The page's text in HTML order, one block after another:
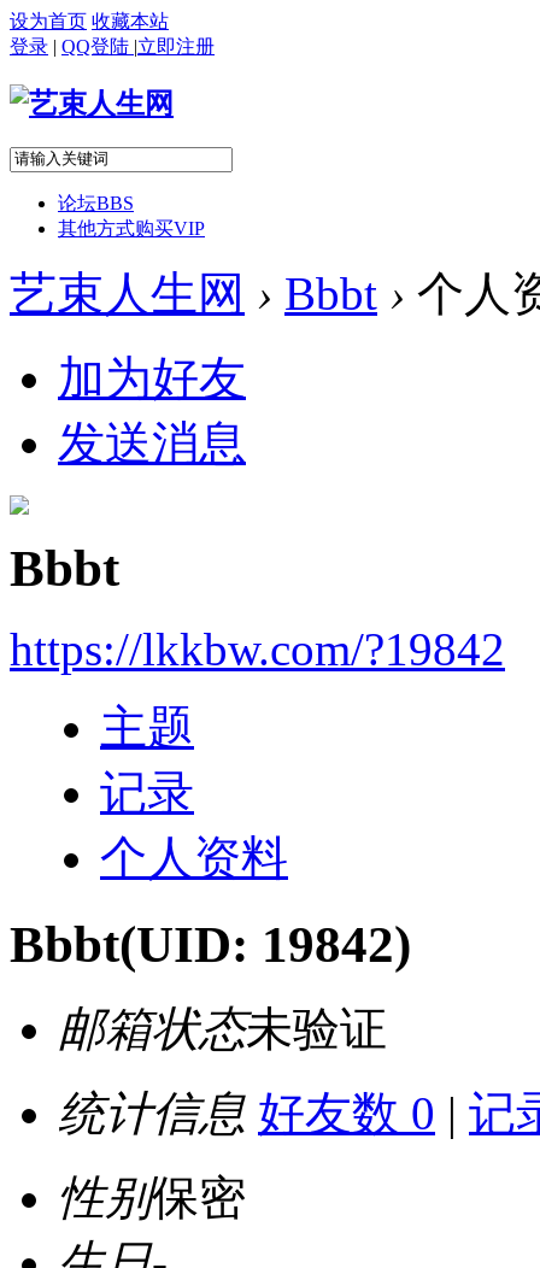
设为首页 收藏本站
登录 | QQ登陆 |立即注册
论坛BBS
其他方式购买VIP
艺束人生网 › Bbbt › 个人
加为好友
发送消息
Bbbt
https://lkkbw.com/?19842
主题
记录
个人资料
Bbbt(UID: 19842)
邮箱状态未验证
统计信息 好友数 0 | 记
性别保密